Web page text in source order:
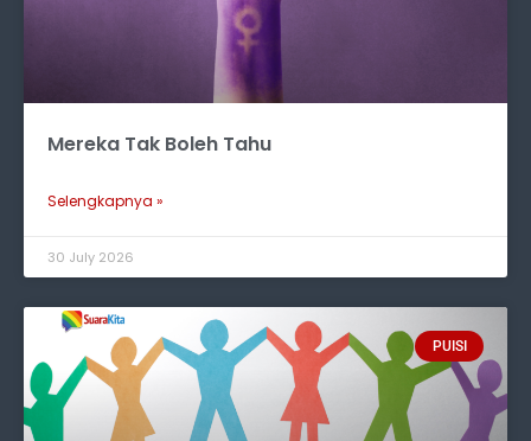
Mereka Tak Boleh Tahu
Selengkapnya »
30 July 2026
PUISI